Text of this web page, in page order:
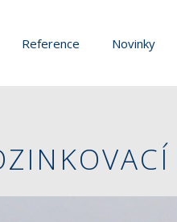
Reference Novinky